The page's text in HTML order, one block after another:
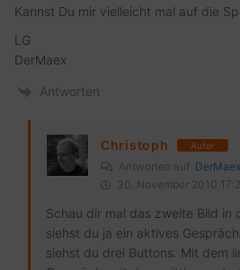
Kannst Du mir vielleicht mal auf die
LG
DerMaex
Antworten
Christoph Autor
Antworten auf DerMaex
30. November 2010
Schau dir mal das zweite Bild in
siehst du ja ein aktives
siehst du drei Buttons. Mit dem